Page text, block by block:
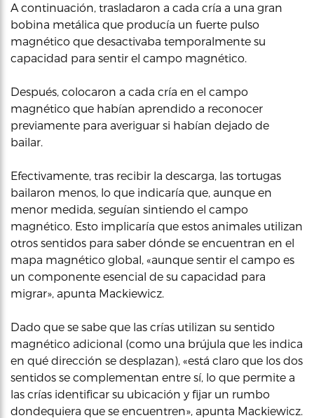
A continuación, trasladaron a cada cría a una gran
bobina metálica que producía un fuerte pulso
magnético que desactivaba temporalmente su
capacidad para sentir el campo magnético.
Después, colocaron a cada cría en el campo
magnético que habían aprendido a reconocer
previamente para averiguar si habían dejado de
bailar.
Efectivamente, tras recibir la descarga, las tortugas
bailaron menos, lo que indicaría que, aunque en
menor medida, seguían sintiendo el campo
magnético. Esto implicaría que estos animales utilizan
otros sentidos para saber dónde se encuentran en el
mapa magnético global, «aunque sentir el campo es
un componente esencial de su capacidad para
migrar», apunta Mackiewicz.
Dado que se sabe que las crías utilizan su sentido
magnético adicional (como una brújula que les indica
en qué dirección se desplazan), «está claro que los dos
sentidos se complementan entre sí, lo que permite a
las crías identificar su ubicación y fijar un rumbo
dondequiera que se encuentren», apunta Mackiewicz.